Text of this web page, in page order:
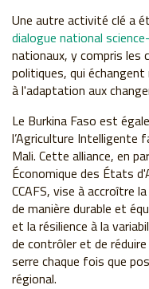
Une autre activité clé a
dialogue national
nationaux, y compris les
politiques, qui
à l'adaptation aux
Le Burkina Faso est
l’Agriculture Intelligente
Mali. Cette alliance, en
Économique des États
CCAFS, vise à accroître
de manière durable et
et la résilience à la
de contrôler et de
serre chaque fois que
régional.